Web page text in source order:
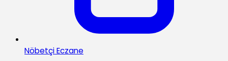
Nöbetçi Eczane